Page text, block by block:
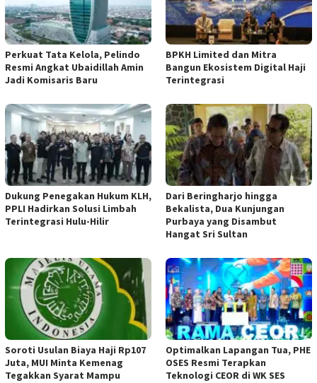
​Perkuat Tata Kelola, Pelindo
Resmi Angkat Ubaidillah Amin
Jadi Komisaris Baru
BPKH Limited dan Mitra
Bangun Ekosistem Digital Haji
Terintegrasi
Dukung Penegakan Hukum KLH,
PPLI Hadirkan Solusi Limbah
Terintegrasi Hulu-Hilir
Dari Beringharjo hingga
Bekalista, Dua Kunjungan
Purbaya yang Disambut
Hangat Sri Sultan
Soroti Usulan Biaya Haji Rp107
Juta, MUI Minta Kemenag
Tegakkan Syarat Mampu
Optimalkan Lapangan Tua, PHE
OSES Resmi Terapkan
Teknologi CEOR di WK SES